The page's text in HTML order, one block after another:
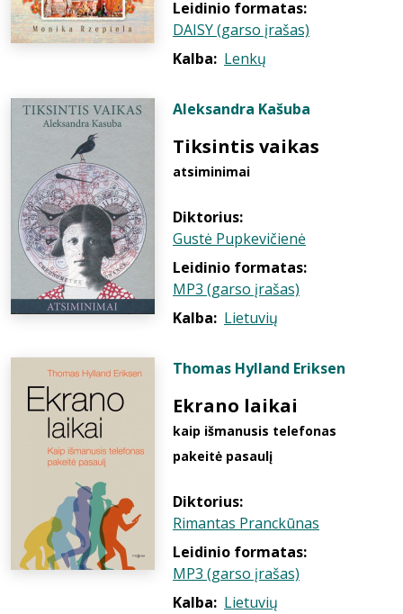
Leidinio formatas:
DAISY (garso įrašas)
Kalba: Lenkų
Aleksandra Kašuba
Tiksintis vaikas
atsiminimai
Diktorius:
Gustė Pupkevičienė
Leidinio formatas:
MP3 (garso įrašas)
Kalba: Lietuvių
Thomas Hylland Eriksen
Ekrano laikai
kaip išmanusis telefonas
pakeitė pasaulį
Diktorius:
Rimantas Pranckūnas
Leidinio formatas:
MP3 (garso įrašas)
Kalba: Lietuvių